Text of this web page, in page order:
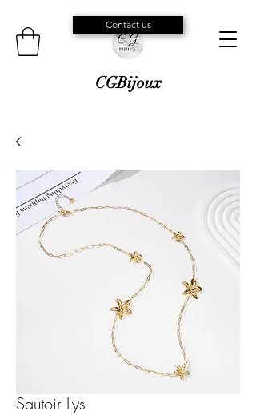
CGBijoux
Contact us
Sautoir Lys